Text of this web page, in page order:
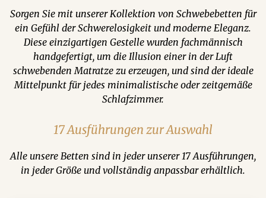
Sorgen Sie mit unserer Kollektion von Schwebebetten für
ein Gefühl der Schwerelosigkeit und moderne Eleganz.
Diese einzigartigen Gestelle wurden fachmännisch
handgefertigt, um die Illusion einer in der Luft
schwebenden Matratze zu erzeugen, und sind der ideale
Mittelpunkt für jedes minimalistische oder zeitgemäße
Schlafzimmer.
17 Ausführungen zur Auswahl
Alle unsere Betten sind in jeder unserer 17 Ausführungen,
in jeder Größe und vollständig anpassbar erhältlich.